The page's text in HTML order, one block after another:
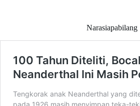
Narasiapabilang